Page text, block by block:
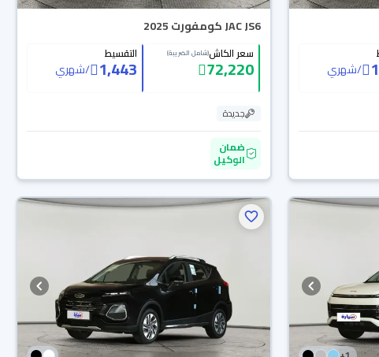
/شهري
JAC JS6 كومفورت 2025
سعر الكاش(شامل الضريبة)
72,220
التقسيط
1,443
/شهري
جديدة
ضمان
الوكيل